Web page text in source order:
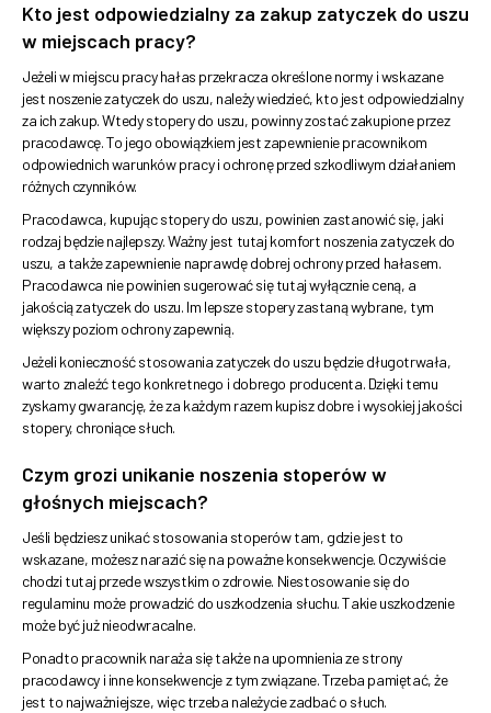
Kto jest odpowiedzialny za zakup zatyczek do uszu
w miejscach pracy?
Jeżeli w miejscu pracy hałas przekracza określone normy i wskazane
jest noszenie zatyczek do uszu, należy wiedzieć, kto jest odpowiedzialny
za ich zakup. Wtedy stopery do uszu, powinny zostać zakupione przez
pracodawcę. To jego obowiązkiem jest zapewnienie pracownikom
odpowiednich warunków pracy i ochronę przed szkodliwym działaniem
różnych czynników.
Pracodawca, kupując stopery do uszu, powinien zastanowić się, jaki
rodzaj będzie najlepszy. Ważny jest tutaj komfort noszenia zatyczek do
uszu, a także zapewnienie naprawdę dobrej ochrony przed hałasem.
Pracodawca nie powinien sugerować się tutaj wyłącznie ceną, a
jakością zatyczek do uszu. Im lepsze stopery zastaną wybrane, tym
większy poziom ochrony zapewnią.
Jeżeli konieczność stosowania zatyczek do uszu będzie długotrwała,
warto znaleźć tego konkretnego i dobrego producenta. Dzięki temu
zyskamy gwarancję, że za każdym razem kupisz dobre i wysokiej jakości
stopery, chroniące słuch.
Czym grozi unikanie noszenia stoperów w
głośnych miejscach?
Jeśli będziesz unikać stosowania stoperów tam, gdzie jest to
wskazane, możesz narazić się na poważne konsekwencje. Oczywiście
chodzi tutaj przede wszystkim o zdrowie. Niestosowanie się do
regulaminu może prowadzić do uszkodzenia słuchu. Takie uszkodzenie
może być już nieodwracalne.
Ponadto pracownik naraża się także na upomnienia ze strony
pracodawcy i inne konsekwencje z tym związane. Trzeba pamiętać, że
jest to najważniejsze, więc trzeba należycie zadbać o słuch.